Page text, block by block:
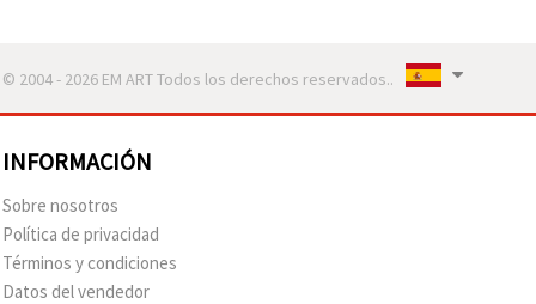
© 2004 - 2026 EM ART Todos los derechos reservados..
INFORMACIÓN
Sobre nosotros
Política de privacidad
Términos y condiciones
Datos del vendedor